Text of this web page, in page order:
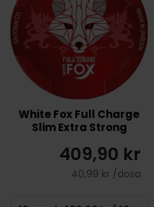
White Fox Full Charge
Slim Extra Strong
409,90 kr
40,99 kr /dosa